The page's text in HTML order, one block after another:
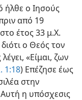
ήλθε ο Ιησούς
από 19
έτος 33 μ.Χ.
ο Θεός τον
«Είμαι, ζων
1:18) Επέζησε έως
στην
η υπόσχεσις